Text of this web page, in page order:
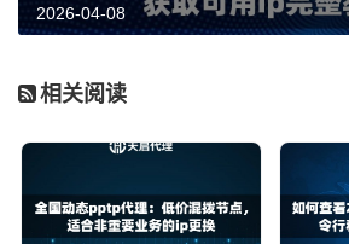
快。天启代理通过分布式集群架构，实
去重机制：智能去重功能可避免重复IP
天启代理技术方案详解
2026-04-08
相关阅读